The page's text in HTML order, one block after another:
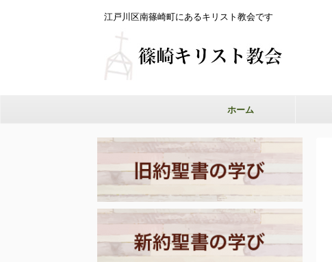
江戸川区南篠崎町にあるキリスト教会です
ホーム